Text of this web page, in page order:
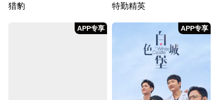
猎豹 特勤精英
APP专享 APP专享